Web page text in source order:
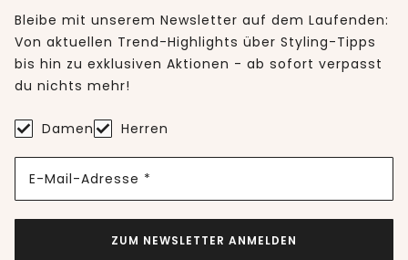
Bleibe mit unserem Newsletter auf dem Laufenden:
Von aktuellen Trend-Highlights über Styling-Tipps
bis hin zu exklusiven Aktionen - ab sofort verpasst
du nichts mehr!
Damen Herren
E-Mail-Adresse *
ZUM NEWSLETTER ANMELDEN